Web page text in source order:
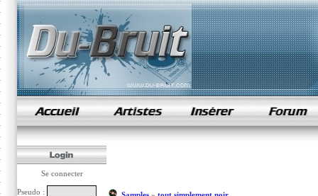
samples de rap
Se connecter
Pseudo :